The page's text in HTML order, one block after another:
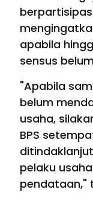
apabila
sensus
"Apabila
belum
usaha,
BPS
pelaku
pendataan,"